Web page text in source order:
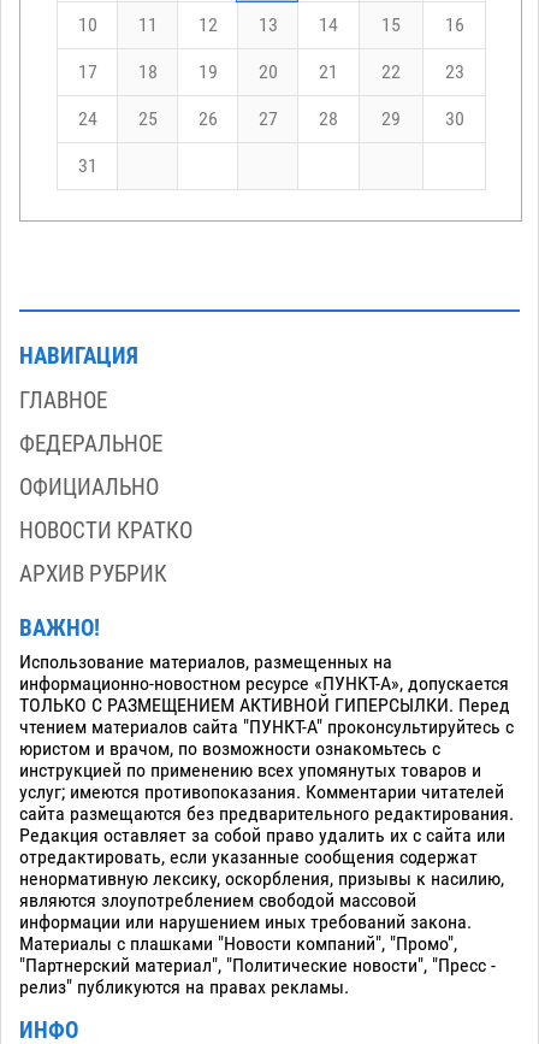
10 11 12 13 14 15 16
17 18 19 20 21 22 23
24 25 26 27 28 29 30
31
НАВИГАЦИЯ
ГЛАВНОЕ
ФЕДЕРАЛЬНОЕ
ОФИЦИАЛЬНО
НОВОСТИ КРАТКО
АРХИВ РУБРИК
ВАЖНО!
Использование материалов, размещенных на
информационно-новостном ресурсе «ПУНКТ-А», допускается
ТОЛЬКО С РАЗМЕЩЕНИЕМ АКТИВНОЙ ГИПЕРСЫЛКИ. Перед
чтением материалов сайта "ПУНКТ-А" проконсультируйтесь с
юристом и врачом, по возможности ознакомьтесь с
инструкцией по применению всех упомянутых товаров и
услуг; имеются противопоказания. Комментарии читателей
сайта размещаются без предварительного редактирования.
Редакция оставляет за собой право удалить их с сайта или
отредактировать, если указанные сообщения содержат
ненормативную лексику, оскорбления, призывы к насилию,
являются злоупотреблением свободой массовой
информации или нарушением иных требований закона.
Материалы с плашками "Новости компаний", "Промо",
"Партнерский материал", "Политические новости", "Пресс -
релиз" публикуются на правах рекламы.
ИНФО